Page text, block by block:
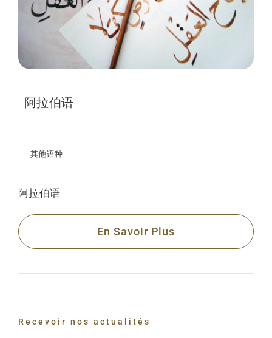
阿拉伯语
其他语种
阿拉伯语
En Savoir Plus
Recevoir nos actualités